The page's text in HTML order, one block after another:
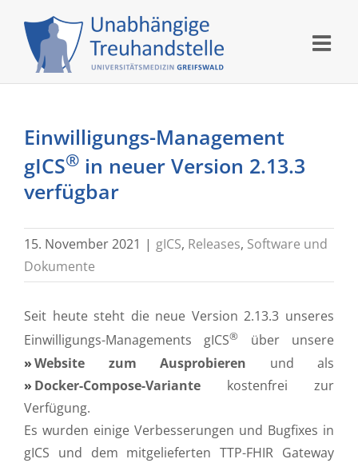
content
Einwilligungs-Management
gICS® in neuer Version 2.13.3
verfügbar
15. November 2021 | gICS, Releases, Software und
Dokumente
Seit heute steht die neue Version 2.13.3 unseres
Einwilligungs-Managements gICS®
über unsere
Website zum Ausprobieren und als
Docker-Compose-Variante kostenfrei zur
Verfügung.
Es wurden einige Verbesserungen und Bugfixes in
gICS und dem mitgelieferten TTP-FHIR Gateway